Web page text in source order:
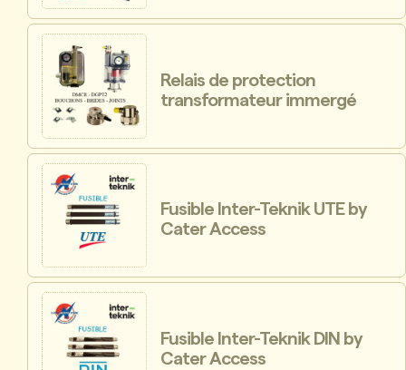
Relais de protection
transformateur immergé
Fusible Inter-Teknik UTE by
Cater Access
Fusible Inter-Teknik DIN by
Cater Access